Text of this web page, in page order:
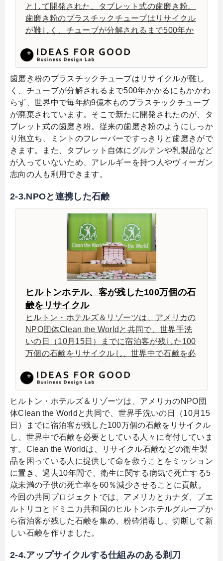
として開発された、タブレット式の歯磨き粉。
歯磨き粉のプラスチックチューブはリサイクル
が難しく、チューブが分解されるまで500年か
スチックチューブが捨てられている事実を受け
て開発。タブレット自体にグルテンや乳製品な
どが入っていないため、アレルギーを持つ人や
ヴィーガン志向の人も利用できる。
歯磨き粉のプラスチックチューブはリサイクルが難し
く、チューブが分解されるまで500年かかるにもかかわ
らず、世界中で毎年約9億本ものプラスチックチューブ
が廃棄されています。そこで新たに開発されたのが、タ
ブレット式の歯磨き粉。従来の歯磨き粉のようにしっか
り泡立ち、ミントのフレーバーですっきりと歯磨きがで
きます。また、タブレット自体にグルテンや乳製品など
が入っていないため、アレルギーを持つ人やヴィーガン
志向の人も利用できます。
2-3.NPOと連携した石鹸
ヒルトンホテル、客が残した100万個の石
鹸をリサイクル
ヒルトン・ホテルズ＆リゾーツは、アメリカの
NPO団体Clean the Worldと共同で、世界手洗
いの日（10月15日）までに宿泊客が残した100
万個の石鹸をリサイクルし、世界中で石鹸を必
カナダ、プエルトリコとドミニカ共和国のヒル
トンホテルグループから宿泊客が残した石鹸を
集め、粉砕消毒し、切断して新しい石鹸を作っ
た。
ヒルトン・ホテルズ＆リゾーツは、アメリカのNPO団
体Clean the Worldと共同で、世界手洗いの日（10月15
日）までに宿泊客が残した100万個の石鹸をリサイクル
し、世界中で石鹸を必要としている人々に寄付していま
す。Clean the Worldは、リサイクル石鹸などの衛生製
品を困っている人に提供して命を救うことをミッション
に置き、過去10年間で、衛生に関する病気で死亡する5
歳未満の子供の死亡率を60％減少させることに貢献。
今回の共同プロジェクトでは、アメリカとカナダ、プエ
ルトリコとドミニカ共和国のヒルトンホテルグループか
ら宿泊客が残した石鹸を集め、粉砕消毒し、切断して新
しい石鹸を作りました。
2-4.アップサイクルする仕組みのある剃刀